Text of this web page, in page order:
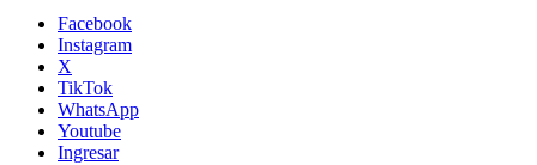
Facebook
Instagram
X
TikTok
WhatsApp
Youtube
Ingresar